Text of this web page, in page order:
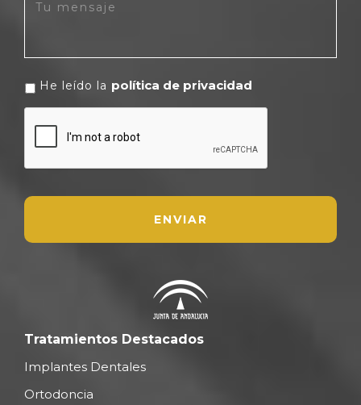
He leído la política de privacidad
Tratamientos Destacados
Implantes Dentales
Ortodoncia